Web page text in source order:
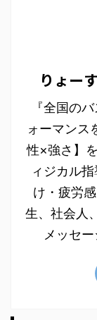
りょー
『全国の
ォーマンス
性×強さ】
ィジカル
け・疲労
生、社会人
メッセ